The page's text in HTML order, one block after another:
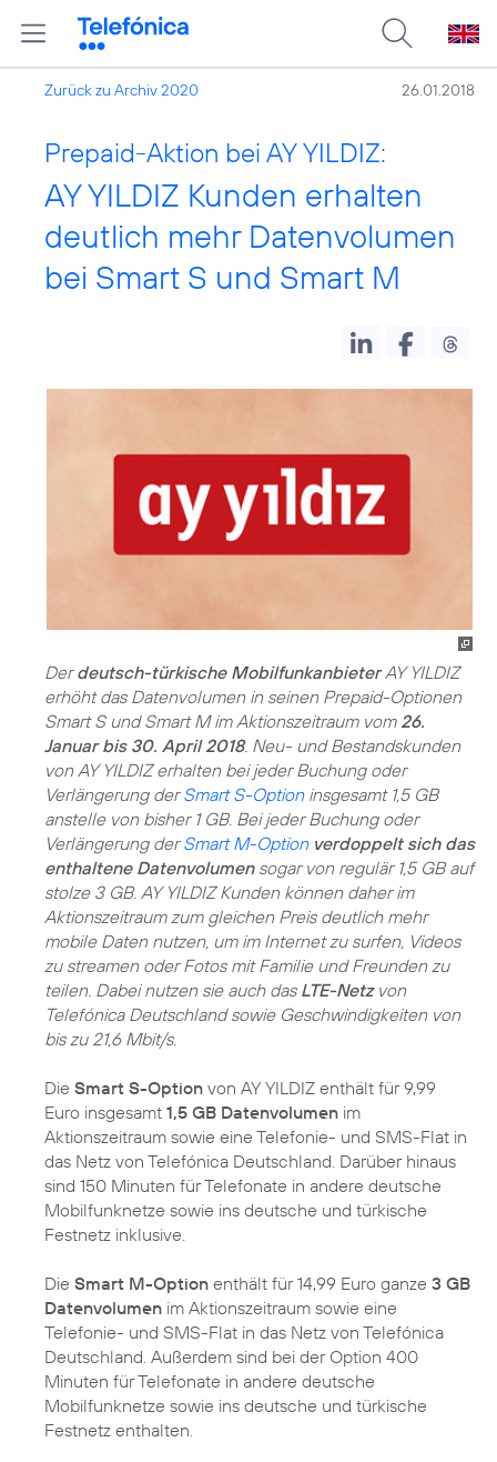
Zurück zu Archiv 2020 26.01.2018
Prepaid-Aktion bei AY YILDIZ:
AY YILDIZ Kunden erhalten
deutlich mehr Datenvolumen
bei Smart S und Smart M
Derdeutsch-türkische MobilfunkanbieterAY YILDIZ
erhöht das Datenvolumen in seinen Prepaid-Optionen
Smart S und Smart M im Aktionszeitraum vom 26.
Januar bis 30. April 2018. Neu- und Bestandskunden
von AY YILDIZ erhalten bei jeder Buchung oder
Verlängerung derSmart S-Optioninsgesamt 1,5 GB
anstelle von bisher 1 GB. Bei jeder Buchung oder
Verlängerung derSmart M-Optionverdoppelt sich das
enthaltene Datenvolumensogar von regulär 1,5 GB auf
stolze 3 GB. AY YILDIZ Kunden können daher im
Aktionszeitraum zum gleichen Preis deutlich mehr
mobile Daten nutzen, um im Internet zu surfen, Videos
zu streamen oder Fotos mit Familie und Freunden zu
teilen. Dabei nutzen sie auch das LTE-Netzvon
Telefónica Deutschland sowie Geschwindigkeiten von
bis zu 21,6 Mbit/s.
Die Smart S-Option von AY YILDIZ enthält für 9,99
Euro insgesamt 1,5 GB Datenvolumen im
Aktionszeitraum sowie eine Telefonie- und SMS-Flat in
das Netz von Telefónica Deutschland. Darüber hinaus
sind 150 Minuten für Telefonate in andere deutsche
Mobilfunknetze sowie ins deutsche und türkische
Festnetz inklusive.
Die Smart M-Option enthält für 14,99 Euro ganze 3 GB
Datenvolumen im Aktionszeitraum sowie eine
Telefonie- und SMS-Flat in das Netz von Telefónica
Deutschland. Außerdem sind bei der Option 400
Minuten für Telefonate in andere deutsche
Mobilfunknetze sowie ins deutsche und türkische
Festnetz enthalten.